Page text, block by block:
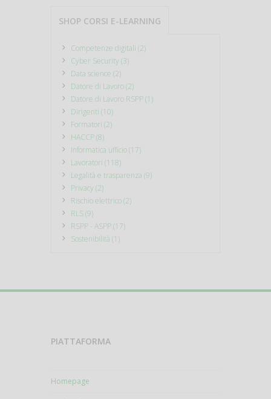
SHOP CORSI E-LEARNING
Competenze digitali (2)
Cyber Security (3)
Data science (2)
Datore di Lavoro (2)
Datore di Lavoro RSPP (1)
Dirigenti (10)
Formatori (2)
HACCP (8)
Informatica ufficio (17)
Lavoratori (118)
Legalità e trasparenza (9)
Privacy (2)
Rischio elettrico (2)
RLS (9)
RSPP - ASPP (17)
Sostenibilità (1)
PIATTAFORMA
Homepage